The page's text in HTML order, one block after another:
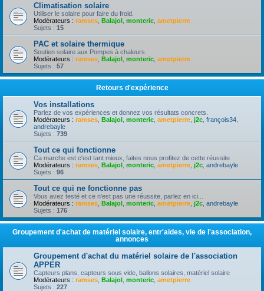
Climatisation solaire
Utiliser le solaire pour faire du froid.
Modérateurs : ramses Balajol monteric ametpierre
Sujets : 15
PAC et solaire thermique
Soutien solaire aux Pompes à chaleurs
Modérateurs : ramses Balajol monteric ametpierre
Sujets : 57
Retours d'expérience
Vos installations
Parlez de vos expériences et donnez vos résultats concrets.
Modérateurs : ramses Balajol monteric ametpierre j2c françois34
andrebayle
Sujets : 739
Tout ce qui fonctionne
Ca marche est c'est tant mieux, faites nous profitez de cette réussite
Modérateurs : ramses Balajol monteric ametpierre j2c andrebayle
Sujets : 96
Tout ce qui ne fonctionne pas
Vous avez testé et ce n'est pas une réussite, parlez en ici...
Modérateurs : ramses Balajol monteric ametpierre j2c andrebayle
Sujets : 176
Groupement d'achat de matériel solaire, entr'aides, vie de l'association,
annonces
Groupement d'achat du matériel solaire de l'association
APPER
Capteurs plans, capteurs sous vide, ballons solaires, matériel solaire
Modérateurs : ramses Balajol monteric ametpierre
Sujets : 227